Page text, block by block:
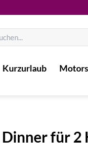
Kurzurlaub
für 2